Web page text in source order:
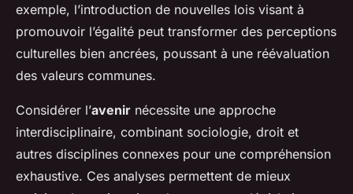
exemple, l’introduction de nouvelles lois visant à
promouvoir l’égalité peut transformer des perceptions
culturelles bien ancrées, poussant à une réévaluation
des valeurs communes.
Considérer l’avenir nécessite une approche
interdisciplinaire, combinant sociologie, droit et
autres disciplines connexes pour une compréhension
exhaustive. Ces analyses permettent de mieux